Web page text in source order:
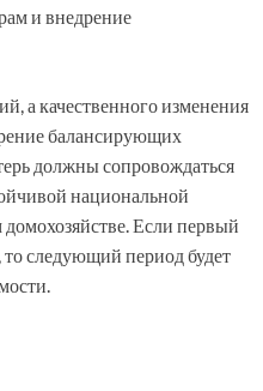
и внедрение
а качественного изменения
балансирующих
должны сопровождаться
национальной
Если первый
следующий период будет